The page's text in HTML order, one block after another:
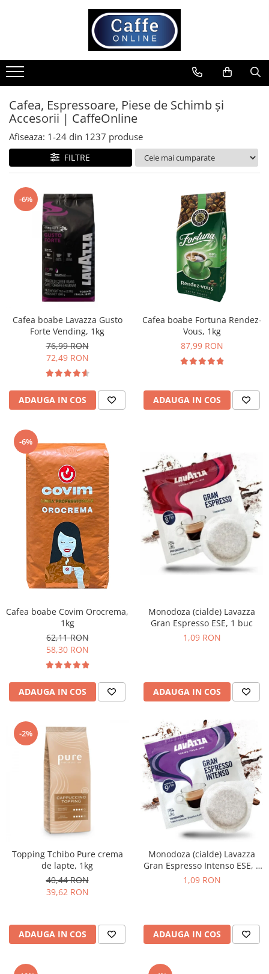
Cafea
Cafea Boabe
Capsule Cafea
Cafea Macinata
Cafea Instant
Espressoare
Aparate Automate
Aparate capsule
Aparate clasice
Accesorii
Complementare
Diverse
Pahare de cafea
Consumabile
Ciocolata calda
Lapte instant
Pliculete Zahar si Miere
Siropuri
Topping
Aparate SH
Promotii
Stabilizatoare tensiune
Piese schimb espressoare
Curatare
Portafiltre
Tamper
Altele
Cafea, Espressoare, Piese de Schimb și
Accesorii | CaffeOnline
Afiseaza: 1-24 din 1237 produse
FILTRE
-6%
Cafea boabe Lavazza Gusto
Forte Vending, 1kg
76,99 RON
72,49 RON
ADAUGA IN COS
Cafea boabe Fortuna Rendez-
Vous, 1kg
87,99 RON
ADAUGA IN COS
-6%
Cafea boabe Covim Orocrema,
1kg
62,11 RON
58,30 RON
ADAUGA IN COS
Monodoza (cialde) Lavazza
Gran Espresso ESE, 1 buc
1,09 RON
ADAUGA IN COS
-2%
Topping Tchibo Pure crema
de lapte, 1kg
40,44 RON
39,62 RON
ADAUGA IN COS
Monodoza (cialde) Lavazza
Gran Espresso Intenso ESE, 1
buc
1,09 RON
ADAUGA IN COS